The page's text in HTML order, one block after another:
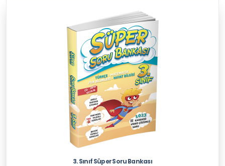
3. Sınıf Süper Soru Bankası